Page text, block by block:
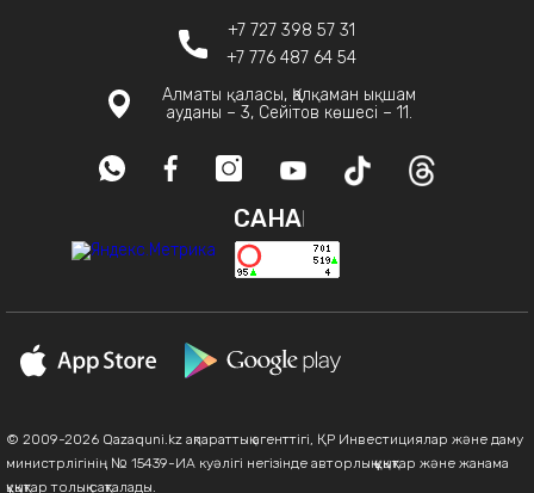
+7 727 398 57 31
+7 776 487 64 54
Алматы қаласы, Қалқаман ықшам
ауданы – 3, Сейітов көшесі – 11.
САНАҚ
© 2009-2026 Qazaquni.kz ақпараттық агенттігі, ҚР Инвестициялар және даму
министрлігінің № 15439-ИА куәлігі негізінде авторлық құқықтар және жанама
құқықтар толық сақталады.